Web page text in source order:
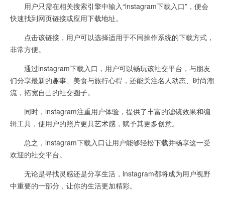
用户只需在相关搜索引擎中输入“lnstagram下载入口”，便会
快速找到网页链接或应用下载地址。
点击该链接，用户可以选择适用于不同操作系统的下载方式，
非常方便。
通过lnstagram下载入口，用户可以畅玩该社交平台，与朋友
们分享最新的趣事、美食与旅行心得，还能关注名人动态、时尚潮
流，拓宽自己的社交圈子。
同时，lnstagram注重用户体验，提供了丰富的滤镜效果和编
辑工具，使用户的照片更具艺术感，赋予其更多创意。
总之，lnstagram下载入口让用户能够轻松下载并畅享这一受
欢迎的社交平台。
无论是寻找灵感还是分享生活，lnstagram都将成为用户视野
中重要的一部分，让你的生活更加精彩。